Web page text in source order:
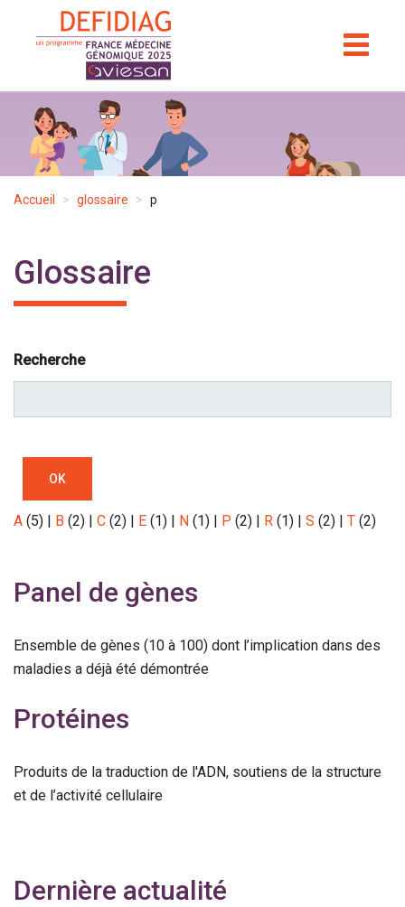
Accueil glossaire p
Glossaire
Recherche
OK
A (5) | B (2) | C (2) | E (1) | N (1) | P (2) | R (1) | S (2) | T (2)
Panel de gènes
Ensemble de gènes (10 à 100) dont l’implication dans des
maladies a déjà été démontrée
Protéines
Produits de la traduction de l'ADN, soutiens de la structure
et de l’activité cellulaire
Dernière actualité